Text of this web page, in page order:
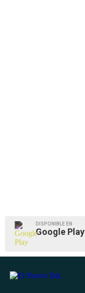
DISPONIBLE EN
Google Play